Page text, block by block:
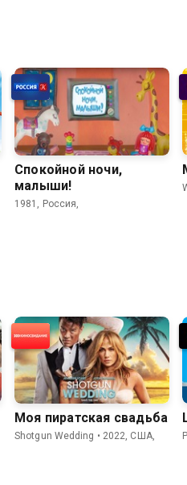
Спокойной ночи,
малыши!
1981, Россия,
Моя пиратская свадьба
Shotgun Wedding • 2022, США,